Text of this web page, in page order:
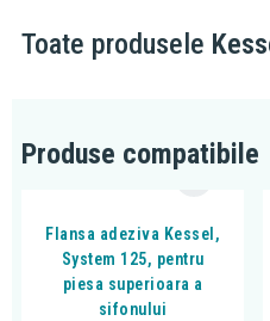
Toate produsele
Produse compatibile
Flansa adeziva Kessel,
System 125, pentru
piesa superioara a
sifonului